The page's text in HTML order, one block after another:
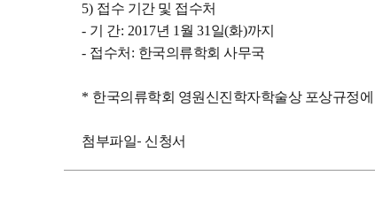
5) 접수 기간 및 접수처
- 기 간: 2017년 1 월 31 일(화)까지
- 접수처 : 한국의류학회 사무국
* 한국의류학회 영원신진학자학술상 포상규정
첨부파일- 신청서